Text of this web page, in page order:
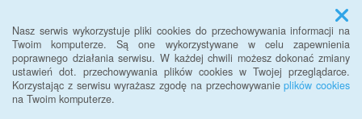
Nasz serwis wykorzystuje pliki cookies do przechowywania informacji na
Twoim komputerze. Są one wykorzystywane w celu zapewnienia
poprawnego działania serwisu. W każdej chwili możesz dokonać zmiany
ustawień dot. przechowywania plików cookies w Twojej przeglądarce.
Korzystając z serwisu wyrażasz zgodę na przechowywanieplików cookies
na Twoim komputerze.
Menu
BIULETYN INFORMACJI